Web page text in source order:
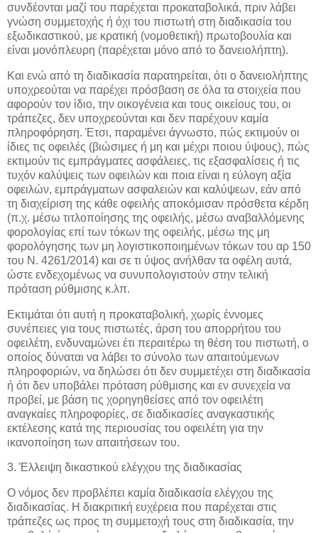
συνδέονται μαζί του παρέχεται προκαταβολικά, πριν λάβει
γνώση συμμετοχής ή όχι του πιστωτή στη διαδικασία του
εξωδικαστικού, με κρατική (νομοθετική) πρωτοβουλία και
είναι μονόπλευρη (παρέχεται μόνο από το δανειολήπτη).
Και ενώ από τη διαδικασία παρατηρείται, ότι ο δανειολήπτης
υποχρεούται να παρέχει πρόσβαση σε όλα τα στοιχεία που
αφορούν τον ίδιο, την οικογένεια και τους οικείους του, οι
τράπεζες, δεν υποχρεούνται και δεν παρέχουν καμία
πληροφόρηση. Έτσι, παραμένει άγνωστο, πώς εκτιμούν οι
ίδιες τις οφειλές (βιώσιμες ή μη και μέχρι ποιου ύψους), πώς
εκτιμούν τις εμπράγματες ασφάλειες, τις εξασφαλίσεις ή τις
τυχόν καλύψεις των οφειλών και ποια είναι η εύλογη αξία
οφειλών, εμπράγματων ασφαλειών και καλύψεων, εάν από
τη διαχείριση της κάθε οφειλής αποκόμισαν πρόσθετα κέρδη
(π.χ. μέσω τιτλοποίησης της οφειλής, μέσω αναβαλλόμενης
φορολογίας επί των τόκων της οφειλής, μέσω της μη
φορολόγησης των μη λογιστικοποιημένων τόκων του αρ 150
του Ν. 4261/2014) και σε τι ύψος ανήλθαν τα οφέλη αυτά,
ώστε ενδεχομένως να συνυπολογιστούν στην τελική
πρόταση ρύθμισης κ.λπ.
Εκτιμάται ότι αυτή η προκαταβολική, χωρίς έννομες
συνέπειες για τους πιστωτές, άρση του απορρήτου του
οφειλέτη, ενδυναμώνει έτι περαιτέρω τη θέση του πιστωτή, ο
οποίος δύναται να λάβει το σύνολο των απαιτούμενων
πληροφοριών, να δηλώσει ότι δεν συμμετέχει στη διαδικασία
ή ότι δεν υποβάλει πρόταση ρύθμισης και εν συνεχεία να
προβεί, με βάση τις χορηγηθείσες από τον οφειλέτη
αναγκαίες πληροφορίες, σε διαδικασίες αναγκαστικής
εκτέλεσης κατά της περιουσίας του οφειλέτη για την
ικανοποίηση των απαιτήσεων του.
3. Έλλειψη δικαστικού ελέγχου της διαδικασίας
Ο νόμος δεν προβλέπει καμία διαδικασία ελέγχου της
διαδικασίας. Η διακριτική ευχέρεια που παρέχεται στις
τράπεζες ως προς τη συμμετοχή τους στη διαδικασία, την